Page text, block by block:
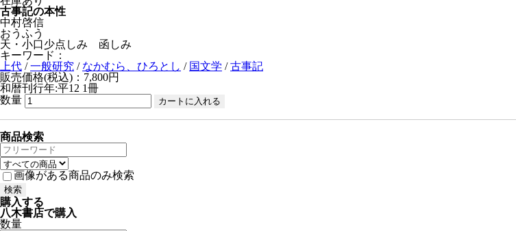
古事記の本性
中村啓信
おうふう
天・小口少点しみ 函しみ
キーワード：
上代 /一般研究 / なかむら、ひろとし / 国文学 /古事記
販売価格(税込)：7,800円
和暦刊行年:平12 1冊
数量
商品検索
画像がある商品のみ検索
購入する
八木書店で購入
数量